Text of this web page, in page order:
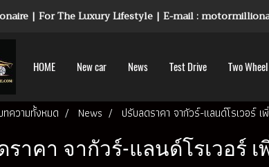
| For The Luxury Lifestyle | E-mail :
HOME New car News Test Drive Two Wheel
ทความทั้งหมด News ปรับลดราคา จากัวร์-แลนด์โรเวอร์ เ
ราคา จากัวร์-แลนด์โรเวอร์